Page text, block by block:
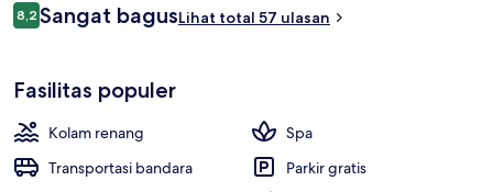
Ulasan
8,28,2 dari 10
Sangat bagusLihat total 57 ulasan
Fasilitas populer
Kolam renang
Spa
Transportasi bandara
Parkir gratis